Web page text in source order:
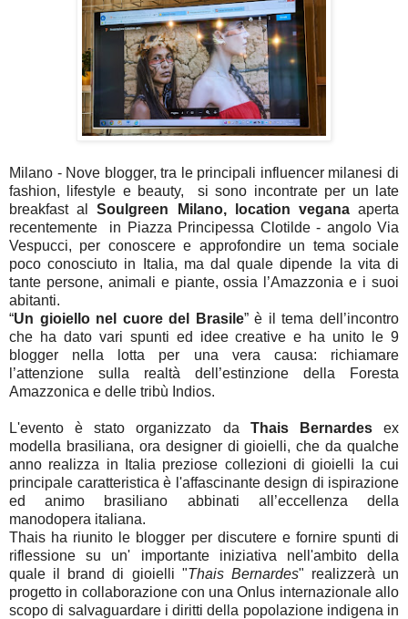
Milano - Nove blogger, tra le principali influencer milanesi di
fashion, lifestyle e beauty, si sono incontrate per un late
breakfast alSoulgreen Milano, location veganaaperta
recentemente in Piazza Principessa Clotilde - angolo Via
Vespucci, per conoscere e approfondire un tema sociale
poco conosciuto in Italia, ma dal quale dipende la vita di
tante persone, animali e piante, ossia l’Amazzonia e i suoi
abitanti.
“Un gioiello nel cuore del Brasile” è il tema dell’incontro
che ha dato vari spunti ed idee creative e ha unito le 9
blogger nella lotta per una vera causa: richiamare
l’attenzione sulla realtà dell’estinzione della Foresta
Amazzonica e delle tribù Indios.
L'evento è stato organizzato da Thais Bernardesex
modella brasiliana, ora designer di gioielli, che da qualche
anno realizza in Italia preziose collezioni di gioielli la cui
principale caratteristica è l'affascinante design di ispirazione
ed animo brasiliano abbinati all’eccellenza della
manodopera italiana.
Thais ha riunito le blogger per discutere e fornire spunti di
riflessione su un' importante iniziativa nell'ambito della
quale il brand di gioielli "Thais Bernardes" realizzerà un
progetto in collaborazione con una Onlus internazionale allo
scopo di salvaguardare i diritti della popolazione indigena in